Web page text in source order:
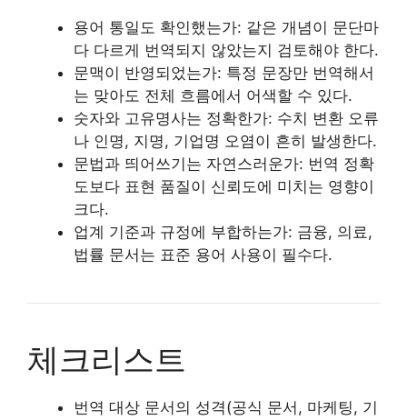
용어 통일도 확인했는가: 같은 개념이 문단마
다 다르게 번역되지 않았는지 검토해야 한다.
문맥이 반영되었는가: 특정 문장만 번역해서
는 맞아도 전체 흐름에서 어색할 수 있다.
숫자와 고유명사는 정확한가: 수치 변환 오류
나 인명, 지명, 기업명 오염이 흔히 발생한다.
문법과 띄어쓰기는 자연스러운가: 번역 정확
도보다 표현 품질이 신뢰도에 미치는 영향이
크다.
업계 기준과 규정에 부합하는가: 금융, 의료,
법률 문서는 표준 용어 사용이 필수다.
체크리스트
번역 대상 문서의 성격(공식 문서, 마케팅, 기